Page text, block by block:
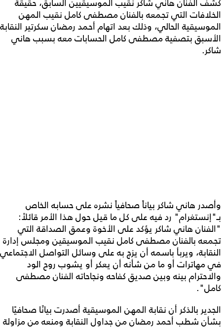
كشف الفنان هاني شاكر نقيب الموسيقيين السابق، حقيقة
الخلافات التي تجمعه بالفنان مصطفى كامل نقيب المهن
الموسيقية الحالي، وذلك بعد اتهام أحمد رمضان سكرتير النقابة
الأسبق بتصفية مصطفى كامل الحسابات معه بسبب هاني
شاكر.
وأصدر هاني شاكر بياناً صحافياً نشره على حسابه الخاص
بـ"إنستغرام" رد فيه على كل ما قيل حول هذا الأمر قائلاً:
"الفنان هاني شاكر يؤكد على الأخوة وعمق الصداقة التي
تجمعه بالفنان مصطفى كامل نقيب الموسيقين ومجلس إدارة
النقابة، ويربأ باسمه أن يزج به على وسائل التواصل الاجتماعي
في مهاترات أو ما من شأنه أن يعكر أو يشوب روح الود
والاحترام بينه وبين صديق كفاحه ونجاحاته الفنان مصطفى
كامل".
الجدير بالذكر أن نقابة المهن الموسيقية أصدرت بيانًا صحافيًا
بشأن شطب أحمد رمضان من جداول النقابة ومنعه من مزاولة